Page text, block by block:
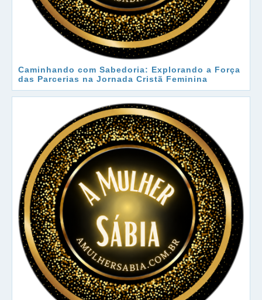
Caminhando com Sabedoria: Explorando a Força
das Parcerias na Jornada Cristã Feminina